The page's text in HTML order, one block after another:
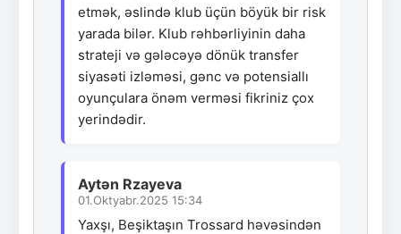
etmək, əslində klub üçün böyük bir risk
yarada bilər. Klub rəhbərliyinin daha
strateji və gələcəyə dönük transfer
siyasəti izləməsi, gənc və potensiallı
oyunçulara önəm verməsi fikriniz çox
yerindədir.
Aytən Rzayeva
01.Oktyabr.2025 15:34
Yaxşı, Beşiktaşın Trossard həvəsindən